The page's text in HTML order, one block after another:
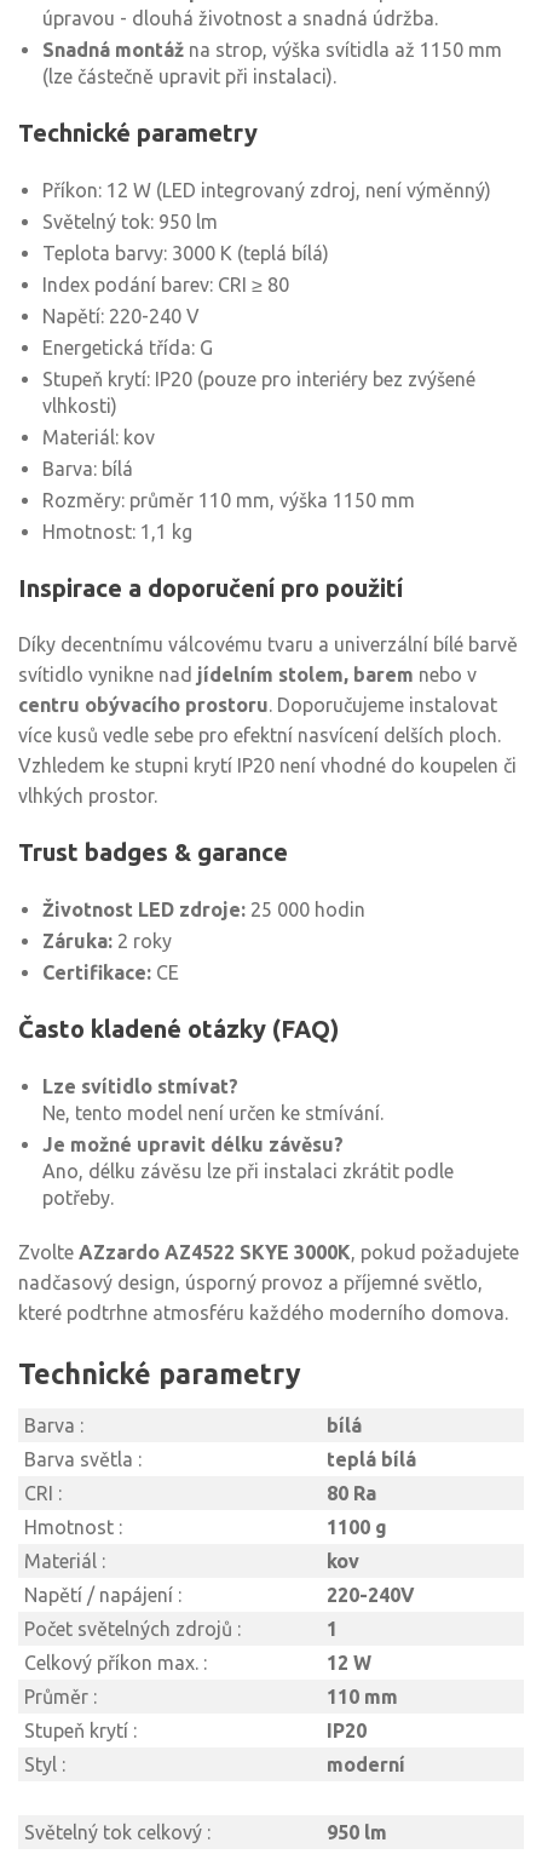
úpravou - dlouhá životnost a snadná údržba.
Snadná montáž na strop, výška svítidla až 1150 mm
(lze částečně upravit při instalaci).
Technické parametry
Příkon: 12 W (LED integrovaný zdroj, není výměnný)
Světelný tok: 950 lm
Teplota barvy: 3000 K (teplá bílá)
Index podání barev: CRI ≥ 80
Napětí: 220-240 V
Energetická třída: G
Stupeň krytí: IP20 (pouze pro interiéry bez zvýšené
vlhkosti)
Materiál: kov
Barva: bílá
Rozměry: průměr 110 mm, výška 1150 mm
Hmotnost: 1,1 kg
Inspirace a doporučení pro použití
Díky decentnímu válcovému tvaru a univerzální bílé barvě
svítidlo vynikne nad jídelním stolem, barem nebo v
centru obývacího prostoru. Doporučujeme instalovat
více kusů vedle sebe pro efektní nasvícení delších ploch.
Vzhledem ke stupni krytí IP20 není vhodné do koupelen či
vlhkých prostor.
Trust badges & garance
Životnost LED zdroje: 25 000 hodin
Záruka: 2 roky
Certifikace: CE
Často kladené otázky (FAQ)
Lze svítidlo stmívat?
Ne, tento model není určen ke stmívání.
Je možné upravit délku závěsu?
Ano, délku závěsu lze při instalaci zkrátit podle
potřeby.
Zvolte AZzardo AZ4522 SKYE 3000K, pokud požadujete
nadčasový design, úsporný provoz a příjemné světlo,
které podtrhne atmosféru každého moderního domova.
Technické parametry
Barva :
bílá
Barva světla :
teplá bílá
CRI :
80 Ra
Hmotnost :
1100 g
Materiál :
kov
Napětí / napájení :
220-240V
Počet světelných zdrojů :
1
Celkový příkon max. :
12 W
Průměr :
110 mm
Stupeň krytí :
IP20
Styl :
moderní
Světelný tok celkový :
950 lm